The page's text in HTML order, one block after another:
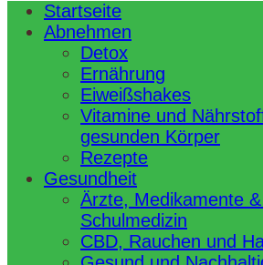
Startseite
Abnehmen
Detox
Ernährung
Eiweißshakes
Vitamine und
gesunden Körper
Rezepte
Gesundheit
Ärzte, Medikamente
Schulmedizin
CBD, Rauchen und